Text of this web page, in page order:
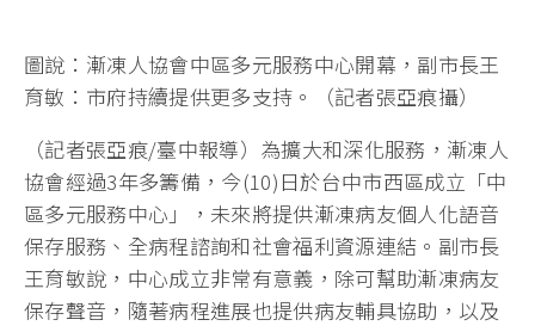
圖說：漸凍人協會中區多元服務中心開幕，副市長王
育敏：市府持續提供更多支持。（記者張亞痕攝）
（記者張亞痕/臺中報導）為擴大和深化服務，漸凍人
協會經過3年多籌備，今(10)日於台中市西區成立「中
區多元服務中心」，未來將提供漸凍病友個人化語音
保存服務、全病程諮詢和社會福利資源連結。副市長
王育敏說，中心成立非常有意義，除可幫助漸凍病友
保存聲音，隨著病程進展也提供病友輔具協助，以及